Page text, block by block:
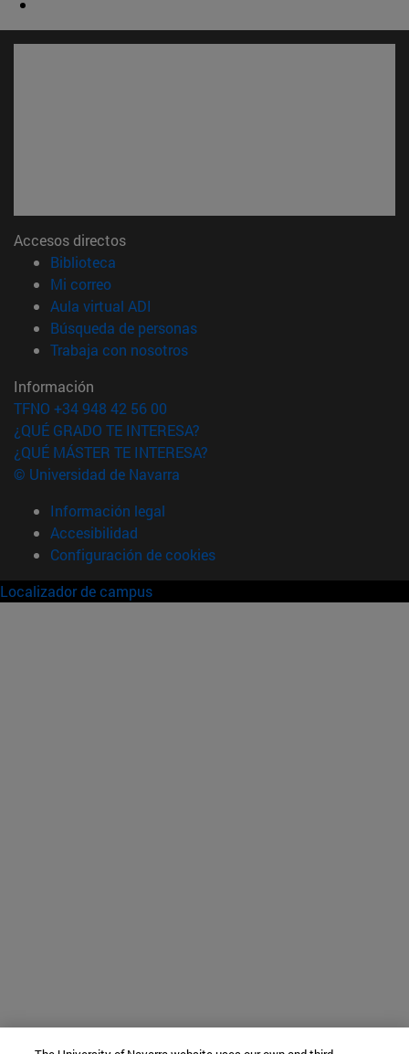
Accesos directos
Biblioteca
Mi correo(abre en nueva ventana)
Aula virtual ADI
Búsqueda de personas(abre en nueva ventana)
Trabaja con nosotros(abre en nueva ventana)
Información
TFNO +34 948 42 56 00
¿QUÉ GRADO TE INTERESA?
¿QUÉ MÁSTER TE INTERESA?
© Universidad de Navarra
Información legal
Accesibilidad
Configuración de cookies
Localizador de campus